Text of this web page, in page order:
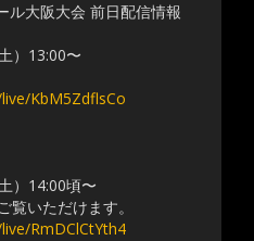
ル大阪大会 前日配信情報
）13:00〜
KbM5ZdflsCo
）14:00頃〜
覧いただけます。
RmDClCtYth4